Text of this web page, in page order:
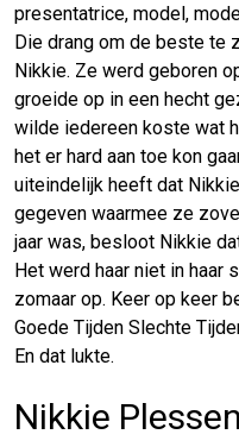
presentatrice, model,
Die drang om de beste te
Nikkie. Ze werd geboren
groeide op in een hecht
wilde iedereen koste wat
het er hard aan toe kon
uiteindelijk heeft dat
gegeven waarmee ze
jaar was, besloot Nikkie
Het werd haar niet in haar
zomaar op. Keer op keer
Goede Tijden Slechte
En dat lukte.
Nikkie